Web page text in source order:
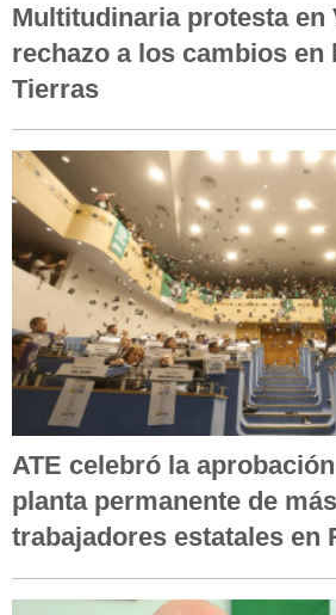
Multitudinaria protesta en
rechazo a los cambios en
Tierras
ATE celebró la
planta permanente de
trabajadores estatales en